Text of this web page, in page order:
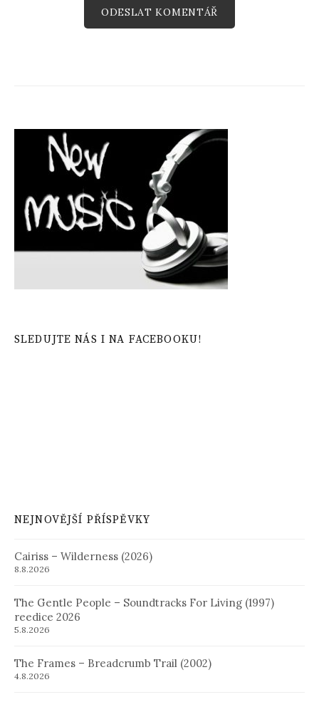
SLEDUJTE NÁS I NA FACEBOOKU!
NEJNOVĚJŠÍ PŘÍSPĚVKY
Cairiss – Wilderness (2026)
8.8.2026
The Gentle People – Soundtracks For Living (1997)
reedice 2026
5.8.2026
The Frames – Breadcrumb Trail (2002)
4.8.2026